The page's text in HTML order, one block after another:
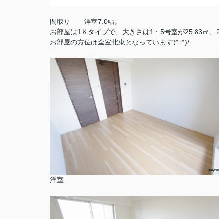
間取り 洋室7.0帖。
お部屋は1Ｋタイプで、大きさは1・5号室が25.83㎡
お部屋の方位は全室北東となっています(^-^)/
洋室